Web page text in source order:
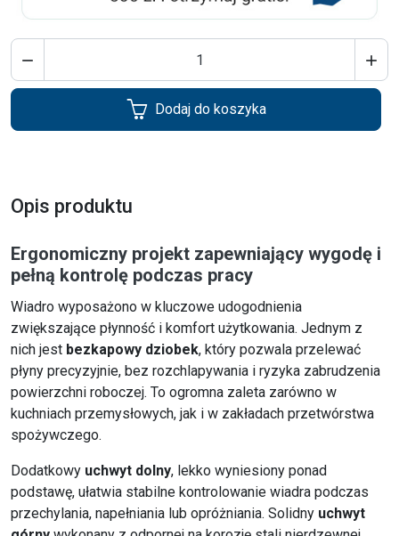
 
Dodaj do koszyka
Opis produktu
Ergonomiczny projekt zapewniający wygodę i
pełną kontrolę podczas pracy
Wiadro wyposażono w kluczowe udogodnienia
zwiększające płynność i komfort użytkowania. Jednym z
nich jest bezkapowy dziobek, który pozwala przelewać
płyny precyzyjnie, bez rozchlapywania i ryzyka zabrudzenia
powierzchni roboczej. To ogromna zaleta zarówno w
kuchniach przemysłowych, jak i w zakładach przetwórstwa
spożywczego.
Dodatkowy uchwyt dolny, lekko wyniesiony ponad
podstawę, ułatwia stabilne kontrolowanie wiadra podczas
przechylania, napełniania lub opróżniania. Solidny uchwyt